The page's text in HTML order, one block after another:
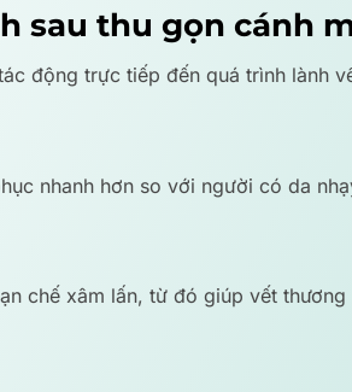
sau thu gọn cánh
động trực tiếp đến quá trình lành
nhanh hơn so với người có da
chế xâm lấn, từ đó giúp vết